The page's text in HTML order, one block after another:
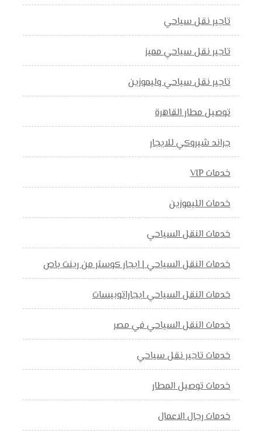
تاجير نقل سياحي
تاجير نقل سياحي مميز
تاجير نقل سياحي وليموزين
توصيل مطار القاهرة
جراند شيروكي للايجار
خدمات VIP
خدمات الليموزين
خدمات النقل السياحي
خدمات النقل السياحي | ايجار كوستر من رينت باص
خدمات النقل السياحي ايجاراتوبيسات
خدمات النقل السياحي في مصر
خدمات تاجير نقل سياحي
خدمات توصيل المطار
خدمات رجال الاعمال